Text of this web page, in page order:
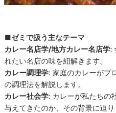
■ゼミで扱う主なテーマ
カレー名店学/地方カレー名店学:
れたい名店の味を紐解きます。
カレー調理学: 家庭のカレーがプ
の調理法を解説します。
カレー社会学: カレーが私たちの
与えてきたのか、その背景に迫り